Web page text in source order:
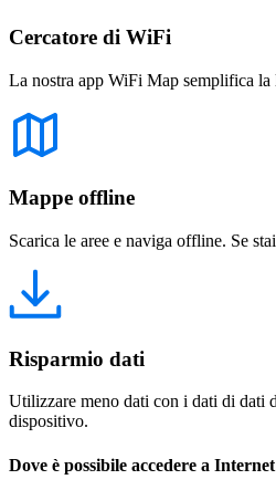
Cercatore di WiFi
La nostra app WiFi Map semplifica
Mappe offline
Scarica le aree e naviga offline. Se
Risparmio dati
Utilizzare meno dati con i dati di dati
dispositivo.
Dove è possibile accedere a